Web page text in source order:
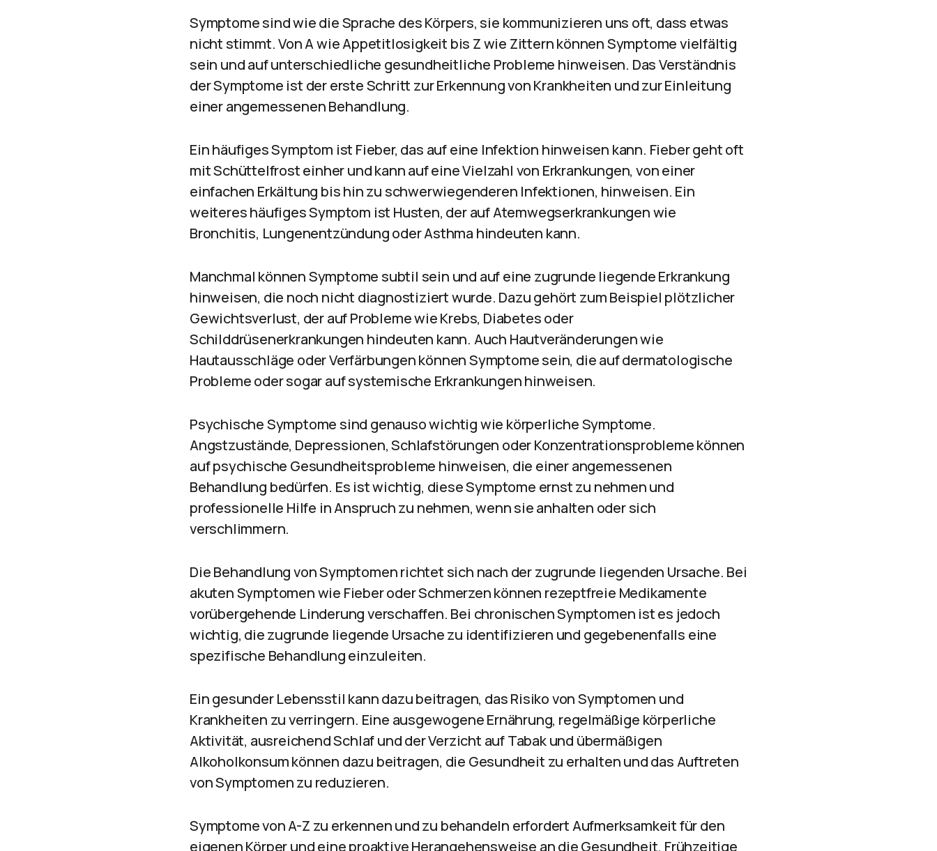
Symptome sind wie die Sprache des Körpers, sie kommunizieren uns oft, dass etwas
nicht stimmt. Von A wie Appetitlosigkeit bis Z wie Zittern können Symptome vielfältig
sein und auf unterschiedliche gesundheitliche Probleme hinweisen. Das Verständnis
der Symptome ist der erste Schritt zur Erkennung von Krankheiten und zur Einleitung
einer angemessenen Behandlung.
Ein häufiges Symptom ist Fieber, das auf eine Infektion hinweisen kann. Fieber geht oft
mit Schüttelfrost einher und kann auf eine Vielzahl von Erkrankungen, von einer
einfachen Erkältung bis hin zu schwerwiegenderen Infektionen, hinweisen. Ein
weiteres häufiges Symptom ist Husten, der auf Atemwegserkrankungen wie
Bronchitis, Lungenentzündung oder Asthma hindeuten kann.
Manchmal können Symptome subtil sein und auf eine zugrunde liegende Erkrankung
hinweisen, die noch nicht diagnostiziert wurde. Dazu gehört zum Beispiel plötzlicher
Gewichtsverlust, der auf Probleme wie Krebs, Diabetes oder
Schilddrüsenerkrankungen hindeuten kann. Auch Hautveränderungen wie
Hautausschläge oder Verfärbungen können Symptome sein, die auf dermatologische
Probleme oder sogar auf systemische Erkrankungen hinweisen.
Psychische Symptome sind genauso wichtig wie körperliche Symptome.
Angstzustände, Depressionen, Schlafstörungen oder Konzentrationsprobleme können
auf psychische Gesundheitsprobleme hinweisen, die einer angemessenen
Behandlung bedürfen. Es ist wichtig, diese Symptome ernst zu nehmen und
professionelle Hilfe in Anspruch zu nehmen, wenn sie anhalten oder sich
verschlimmern.
Die Behandlung von Symptomen richtet sich nach der zugrunde liegenden Ursache. Bei
akuten Symptomen wie Fieber oder Schmerzen können rezeptfreie Medikamente
vorübergehende Linderung verschaffen. Bei chronischen Symptomen ist es jedoch
wichtig, die zugrunde liegende Ursache zu identifizieren und gegebenenfalls eine
spezifische Behandlung einzuleiten.
Ein gesunder Lebensstil kann dazu beitragen, das Risiko von Symptomen und
Krankheiten zu verringern. Eine ausgewogene Ernährung, regelmäßige körperliche
Aktivität, ausreichend Schlaf und der Verzicht auf Tabak und übermäßigen
Alkoholkonsum können dazu beitragen, die Gesundheit zu erhalten und das Auftreten
von Symptomen zu reduzieren.
Symptome von A-Z zu erkennen und zu behandeln erfordert Aufmerksamkeit für den
eigenen Körper und eine proaktive Herangehensweise an die Gesundheit. Frühzeitige